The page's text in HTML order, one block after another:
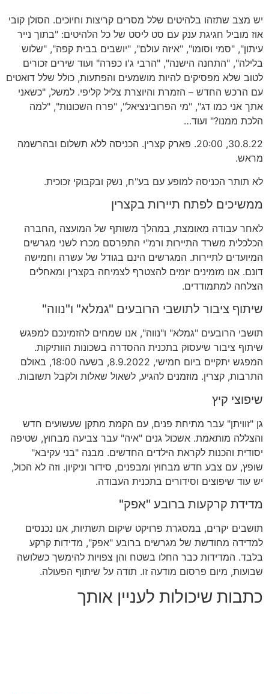
יש מצב שתזהו בלהיטים שלל מסרים קריצות וחיוכים. הסולן קובי
אוז מוביל חגיגת ענק עם סט ליסט של כל הלהיטים: "בתוך נייר
עיתון", "סמי וסומו", "איזה עולם", "יושבים בבית קפה", "שלוש
בלילה", "התחנה הישנה", "הרבי ג'ו כפרה" ועוד שירים זכורים
לטוב שלא מפסיקים להיות מושמעים והפתעות, כולל שלל דואטים
עם הרכש החדש – הזמרת והיוצרת צליל קליפי. למשל, "כשאני
אתך אני כמו דג", "מי הפרובינציאל", "פרח השכונות", "למה
הלכת ממנו?" ועוד…
30.8.22, 20:00.
פארק קצרין. הכניסה ללא תשלום ובהרשמה
מראש.
לא תותר הכניסה למופע עם בע"ח, נשק ובקבוקי זכוכית.
ממשיכים לפתח תיירות בקצרין
לאחר עבודה מאומצת, במהלך משותף של המועצה ,החברה
הכלכלית משרד התיירות ורמ"י התפרסם מכרז לשני מגרשים
המיועדים לתיירות. המגרשים הינם בגודל של עשרה וחמישה
דונם. אנו מזמינים יזמים להצטרף לצמיחה בקצרין ומאחלים
הצלחה למתמודדים.
שיתוף ציבור לתושבי הרובעים "גמלא" ו"נווה"
תושבי הרובעים "גמלא" ו"נווה", אנו שמחים להזמינכם למפגש
שיתוף ציבור שיעסוק בתכנית ההסדרה בשכונות הוותיקות.
המפגש יתקיים ביום חמישי, 8.9.2022, בשעה
באולם
התרבות, קצרין. מוזמנים להגיע, לשאול שאלות ולקבל תשובות.
שיפוצי קיץ
גן "זוויתן" עבר מתיחת פנים, עם הקמת מתקן שעשועים חדש
והצללה מותאמת. אשכול גנים "איה" עבר צביעה מבחוץ, שטיפה
יסודית והכנות לקראת הילדים החדשים. מבנה "בני עקיבא"
שופץ, עם צבע חדש מבחוץ ומבפנים, סידור וניקיון. וזה לא הכול,
יש עוד שיפוצים וסידורים בתכנית העבודה.
מדידת קרקעות ברובע "אפק"
תושבים יקרים, במסגרת פרויקט שיקום תשתיות, אנו נכנסים
למדידה מחודשת של מגרשים ברובע "אפק", מדידות קרקע
בלבד. המדידות כבר החלו בשטח והן צפויות להימשך כשלושה
שבועות, מיום פרסום מודעה זו. תודה על שיתוף הפעולה.
כתבות שיכולות לעניין אותך